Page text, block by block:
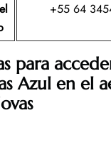
+55 64
para
Azul en el